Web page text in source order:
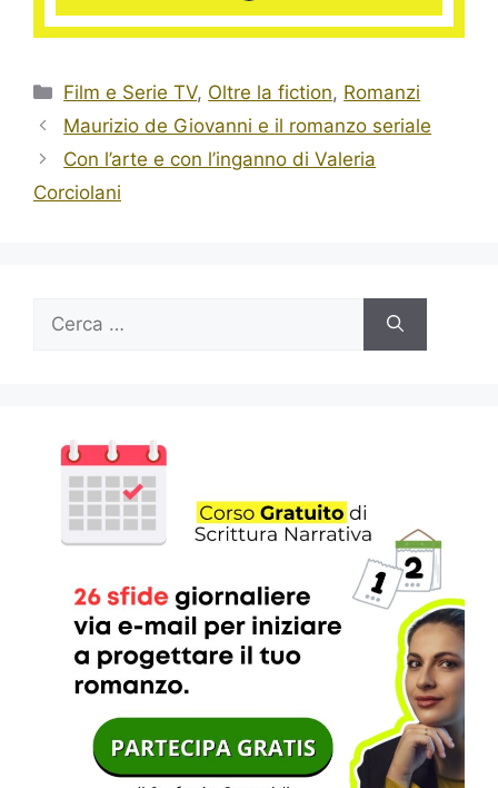
Categorie
Film e Serie TV, Oltre la fiction, Romanzi
Maurizio de Giovanni e il romanzo seriale
Con l’arte e con l’inganno di Valeria
Corciolani
per: